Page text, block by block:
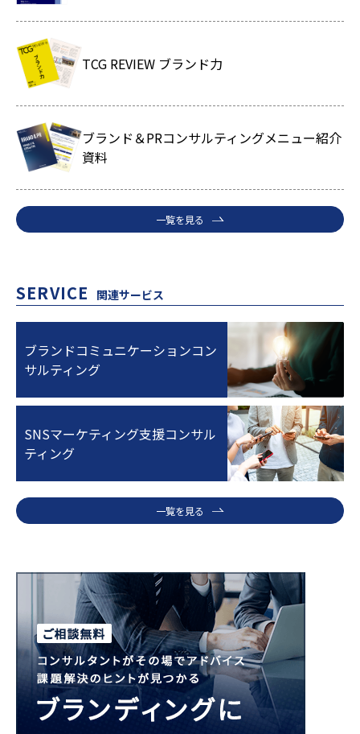
TCG REVIEW ブランド力
ブランド＆PRコンサルティングメニュー紹介
資料
一覧を見る
SERVICE 関連サービス
ブランドコミュニケーションコン
サルティング
SNSマーケティング支援コンサル
ティング
一覧を見る